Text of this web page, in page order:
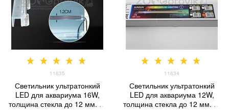
11635
Светильник ультратонкий
LED для аквариума 16W,
толщина стекла до 12 мм. р-
11634
Светильник ультратонкий
LED для аквариума 12W,
толщина стекла до 12 мм. р-